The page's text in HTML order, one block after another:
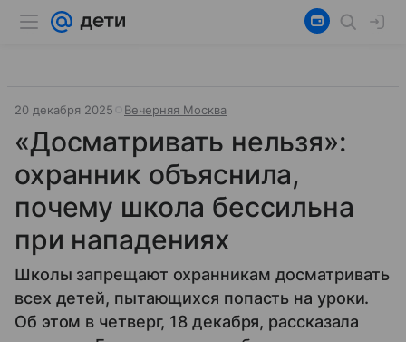
20 декабря 2025 Вечерняя Москва
«Досматривать нельзя»:
охранник объяснила,
почему школа бессильна
при нападениях
Школы запрещают охранникам досматривать
всех детей, пытающихся попасть на уроки.
Об этом в четверг, 18 декабря, рассказала